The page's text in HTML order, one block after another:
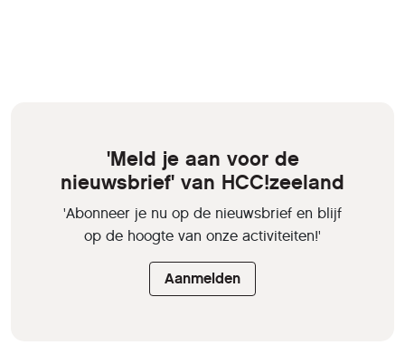
'Meld je aan voor de
nieuwsbrief' van HCC!zeeland
'Abonneer je nu op de nieuwsbrief en blijf
op de hoogte van onze activiteiten!'
Aanmelden